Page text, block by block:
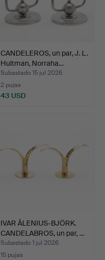
CANDELEROS, un par, J. L.
Hultman, Norraha…
Subastado 15 jul 2026
2 pujas
43 USD
IVAR ÅLENIUS-BJÖRK.
CANDELABROS, un par, …
Subastado 1 jul 2026
15 pujas